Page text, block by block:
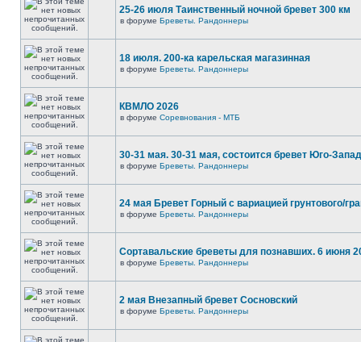
25-26 июля Таинственный ночной бревет 300 км
в форуме Бреветы. Рандоннеры
18 июля. 200-ка карельская магазинная
в форуме Бреветы. Рандоннеры
КВМЛО 2026
в форуме Соревнования - МТБ
30-31 мая. 30-31 мая, состоится бревет Юго-
в форуме Бреветы. Рандоннеры
24 мая Бревет Горный с вариацией грунтового/
в форуме Бреветы. Рандоннеры
Сортавальские бреветы для познавших. 6 июня
в форуме Бреветы. Рандоннеры
2 мая Внезапный бревет Сосновский
в форуме Бреветы. Рандоннеры